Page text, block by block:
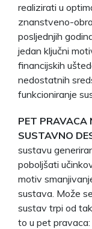
realizirati u
znanstveno-
posljednjih
jedan ključni
financijskih
nedostatnih
funkcioniranje
PET PRAVACA
SUSTAVNO
sustavu
poboljšati
motiv
sustava. Može
sustav trpi od
to u pet